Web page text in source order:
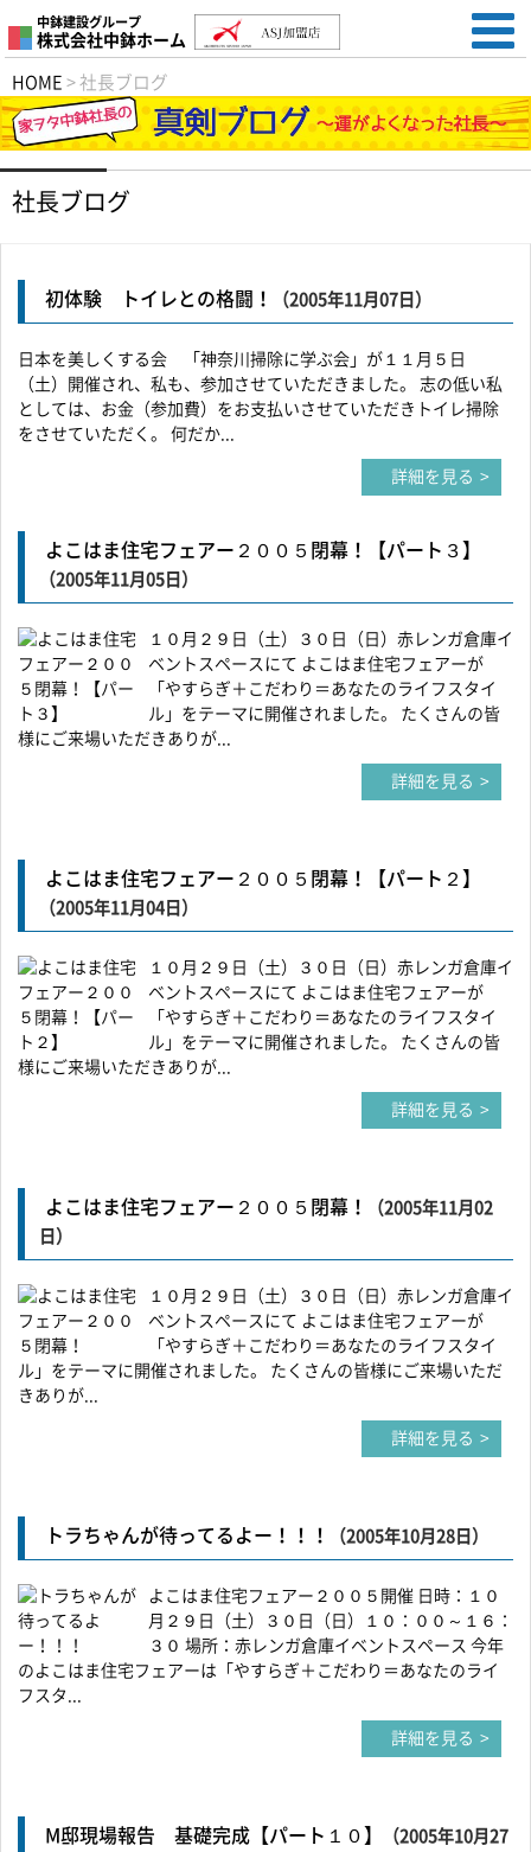
中鉢建設グループ
株式会社中鉢ホーム
HOME > 社長ブログ
社長ブログ
初体験 トイレとの格闘！ （2005年11月07日）
日本を美しくする会 「神奈川掃除に学ぶ会」が１１月５日
（土）開催され、私も、参加させていただきました。 志の低い私
としては、お金（参加費）をお支払いさせていただきトイレ掃除
をさせていただく。 何だか...
詳細を見る
よこはま住宅フェアー２００５閉幕！【パート３】
（2005年11月05日）
１０月２９日（土）３０日（日）赤レンガ倉庫イ
ベントスペースにて よこはま住宅フェアーが
「やすらぎ＋こだわり＝あなたのライフスタイ
ル」をテーマに開催されました。 たくさんの皆
様にご来場いただきありが...
詳細を見る
よこはま住宅フェアー２００５閉幕！【パート２】
（2005年11月04日）
１０月２９日（土）３０日（日）赤レンガ倉庫イ
ベントスペースにて よこはま住宅フェアーが
「やすらぎ＋こだわり＝あなたのライフスタイ
ル」をテーマに開催されました。 たくさんの皆
様にご来場いただきありが...
詳細を見る
よこはま住宅フェアー２００５閉幕！
（2005年11月02
日）
１０月２９日（土）３０日（日）赤レンガ倉庫イ
ベントスペースにて よこはま住宅フェアーが
「やすらぎ＋こだわり＝あなたのライフスタイ
ル」をテーマに開催されました。 たくさんの皆様にご来場いただ
きありが...
詳細を見る
トラちゃんが待ってるよー！！！ （2005年10月28日）
よこはま住宅フェアー２００５開催 日時：１０
月２９日（土）３０日（日）１０：００～１６：
３０ 場所：赤レンガ倉庫イベントスペース 今年
のよこはま住宅フェアーは「やすらぎ＋こだわり＝あなたのライ
フスタ...
詳細を見る
M邸現場報告 基礎完成【パート１０】
（2005年10月27